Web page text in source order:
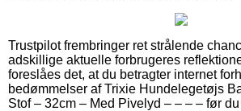
Trustpilot frembringer ret strålende
adskillige aktuelle forbrugeres
foreslåes det, at du betragter internet
bedømmelser af Trixie Hundelegetøjs
Stof – 32cm – Med Pivelyd – – – – før